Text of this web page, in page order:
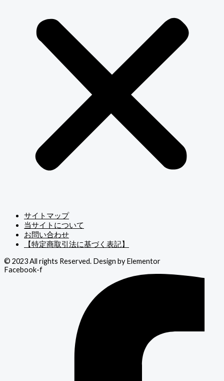
サイトマップ
当サイトについて
お問い合わせ
【特定商取引法に基づく表記】
© 2023 All rights Reserved. Design by Elementor
Facebook-f